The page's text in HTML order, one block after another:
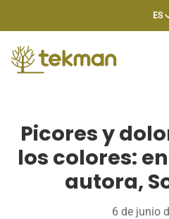
ES
Picores y
los colores:
autora,
6 de junio